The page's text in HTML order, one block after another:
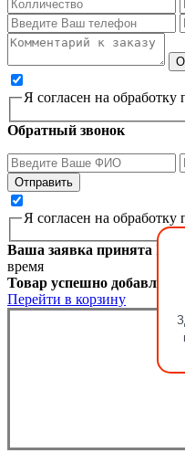
Я согласен на
Обратный звонок
Я согласен на
Ваша заявка принята Мы
время
Товар успешно добавлен в
Перейти в корзину